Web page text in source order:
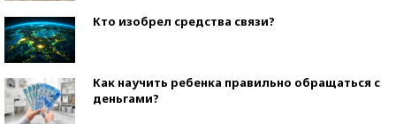
Кто изобрел средства связи?
Как научить ребенка правильно обращаться с
деньгами?